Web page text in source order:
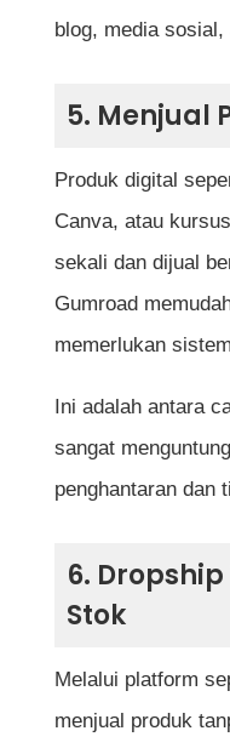
blog, media sosial,
5. Menjual
Produk digital
Canva, atau
sekali dan dijual
Gumroad
memerlukan
Ini adalah antara
sangat
penghantaran dan
6.
Stok
Melalui platform
menjual produk